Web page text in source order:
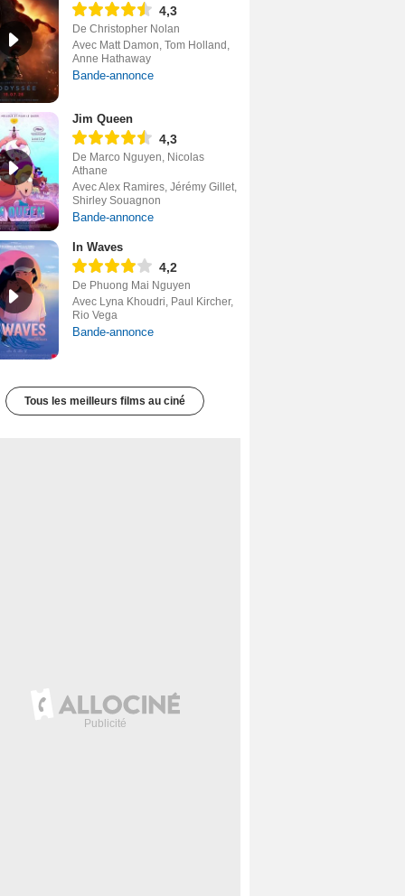
4,3
De Christopher Nolan
Avec Matt Damon, Tom Holland,
Anne Hathaway
Bande-annonce
Jim Queen
4,3
De Marco Nguyen, Nicolas
Athane
Avec Alex Ramires, Jérémy Gillet,
Shirley Souagnon
Bande-annonce
In Waves
4,2
De Phuong Mai Nguyen
Avec Lyna Khoudri, Paul Kircher,
Rio Vega
Bande-annonce
Tous les meilleurs films au ciné